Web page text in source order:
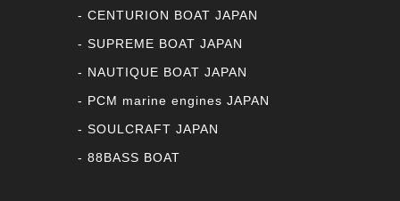
CENTURION BOAT JAPAN
SUPREME BOAT JAPAN
NAUTIQUE BOAT JAPAN
PCM marine engines JAPAN
SOULCRAFT JAPAN
88BASS BOAT